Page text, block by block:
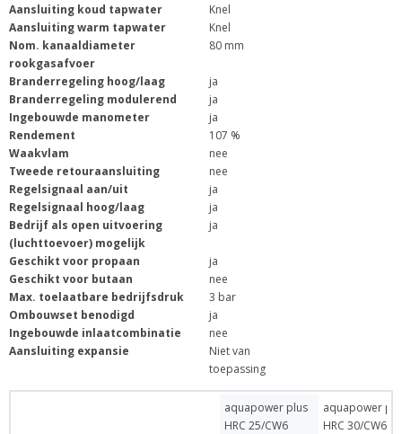
Aansluiting koud tapwater
Knel
Aansluiting warm tapwater
Knel
Nom. kanaaldiameter
rookgasafvoer
80 mm
Branderregeling hoog/laag
ja
Branderregeling modulerend
ja
Ingebouwde manometer
ja
Rendement
107 %
Waakvlam
nee
Tweede retouraansluiting
nee
Regelsignaal aan/uit
ja
Regelsignaal hoog/laag
ja
Bedrijf als open uitvoering
(luchttoevoer) mogelijk
ja
Geschikt voor propaan
ja
Geschikt voor butaan
nee
Max. toelaatbare bedrijfsdruk
3 bar
Ombouwset benodigd
ja
Ingebouwde inlaatcombinatie
nee
Aansluiting expansie
Niet van
toepassing
aquapower plus
HRC 25/CW6
aquapower
HRC 30/CW6